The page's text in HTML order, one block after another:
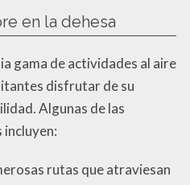
en la dehesa
gama de actividades al aire
disfrutar de su
Algunas de las
incluyen:
rutas que atraviesan